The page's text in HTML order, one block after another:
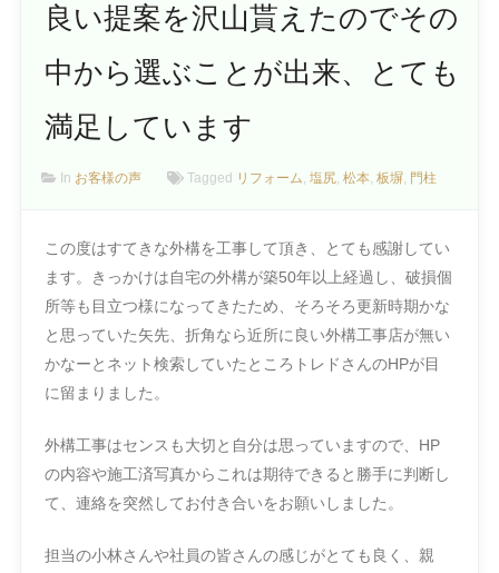
良い提案を沢山貰えたのでその
中から選ぶことが出来、とても
満足しています
In お客様の声 Tagged リフォーム, 塩尻, 松本, 板塀, 門柱
この度はすてきな外構を工事して頂き、とても感謝してい
ます。きっかけは自宅の外構が築50年以上経過し、破損個
所等も目立つ様になってきたため、そろそろ更新時期かな
と思っていた矢先、折角なら近所に良い外構工事店が無い
かなーとネット検索していたところトレドさんのHPが目
に留まりました。
外構工事はセンスも大切と自分は思っていますので、HP
の内容や施工済写真からこれは期待できると勝手に判断し
て、連絡を突然してお付き合いをお願いしました。
担当の小林さんや社員の皆さんの感じがとても良く、親